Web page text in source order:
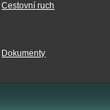
Cestovní ruch
Dokumenty